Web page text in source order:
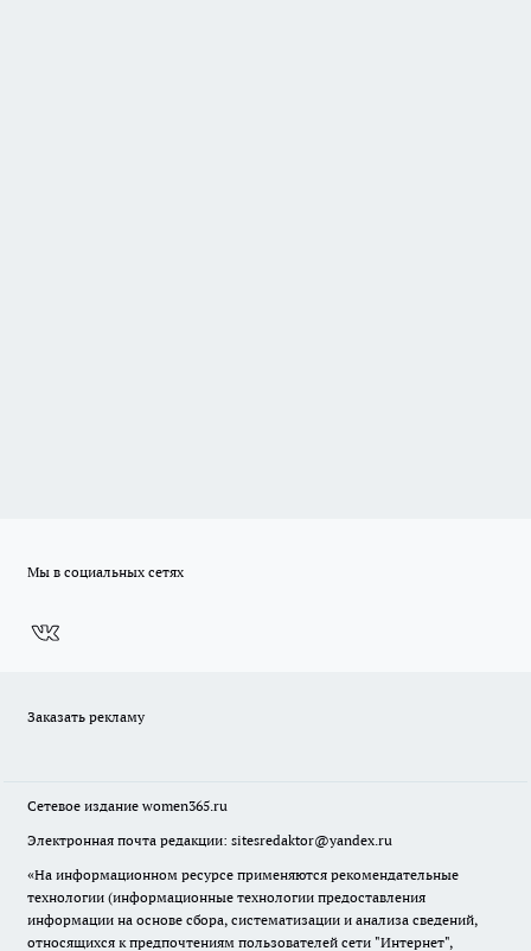
Мы в социальных сетях
Заказать рекламу
Сетевое издание women365.ru
Электронная почта редакции: sitesredaktor@yandex.ru
«На информационном ресурсе применяются рекомендательные
технологии (информационные технологии предоставления
информации на основе сбора, систематизации и анализа сведений,
относящихся к предпочтениям пользователей сети "Интернет",